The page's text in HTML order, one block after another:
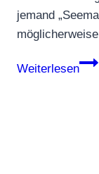
jemand
Weiterlesen